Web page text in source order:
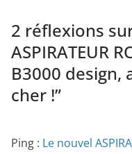
2 réflexions
ASPIRATEUR
B3000
cher !”
Ping : Le nouvel